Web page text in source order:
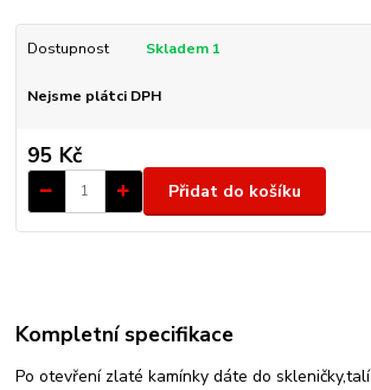
Dostupnost Skladem 1
Nejsme plátci DPH
95 Kč
Přidat do košíku
Kompletní specifikace
Po otevření zlaté kamínky dáte do